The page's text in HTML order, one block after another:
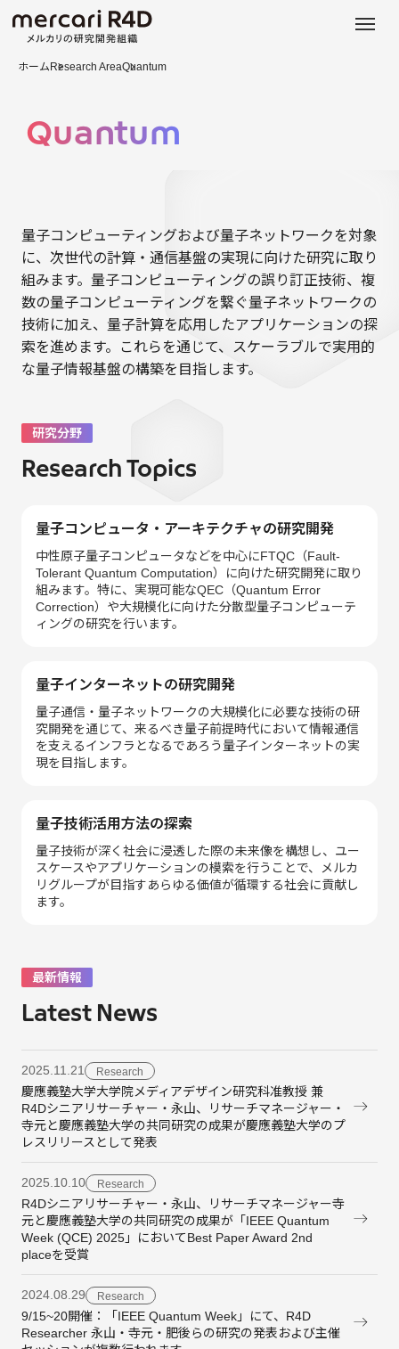
ホーム Research AreaQuantum
Quantum
量子コンピューティングおよび量子ネットワークを対象
に、次世代の計算・通信基盤の実現に向けた研究に取り
組みます。量子コンピューティングの誤り訂正技術、複
数の量子コンピューティングを繋ぐ量子ネットワークの
技術に加え、量子計算を応用したアプリケーションの探
索を進めます。これらを通じて、スケーラブルで実用的
な量子情報基盤の構築を目指します。
研究分野
Research Topics
量子コンピュータ・アーキテクチャの研究開発
中性原子量子コンピュータなどを中心にFTQC（Fault-
Tolerant Quantum Computation）に向けた研究開発に取り
組みます。特に、実現可能なQEC（Quantum Error
Correction）や大規模化に向けた分散型量子コンピューテ
ィングの研究を行います。
量子インターネットの研究開発
量子通信・量子ネットワークの大規模化に必要な技術の研
究開発を通じて、来るべき量子前提時代において情報通信
を支えるインフラとなるであろう量子インターネットの実
現を目指します。
量子技術活用方法の探索
量子技術が深く社会に浸透した際の未来像を構想し、ユー
スケースやアプリケーションの模索を行うことで、メルカ
リグループが目指すあらゆる価値が循環する社会に貢献し
ます。
最新情報
Latest News
2025.11.21 Research
慶應義塾大学大学院メディアデザイン研究科准教授 兼
R4Dシニアリサーチャー・永山、リサーチマネージャー・
寺元と慶應義塾大学の共同研究の成果が慶應義塾大学のプ
レスリリースとして発表
2025.10.10 Research
R4Dシニアリサーチャー・永山、リサーチマネージャー寺
元と慶應義塾大学の共同研究の成果が「IEEE Quantum
Week (QCE) 2025」においてBest Paper Award 2nd
placeを受賞
2024.08.29 Research
9/15~20開催：「IEEE Quantum Week」にて、R4D
Researcher 永山・寺元・肥後らの研究の発表および主催